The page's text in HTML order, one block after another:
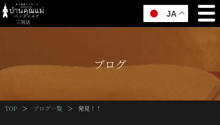
三宮店
ブログ
TOP ＞ ブログ一覧 ＞ 発見！！
JA